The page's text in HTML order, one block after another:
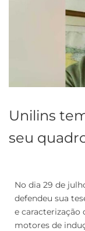
Unilins
seu
No dia 29 de
defendeu sua
e
motores de